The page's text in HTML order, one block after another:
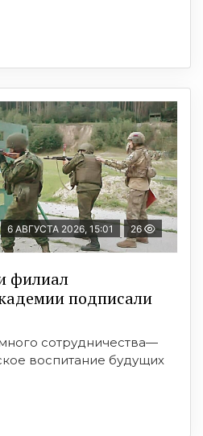
6 АВГУСТА 2026, 15:01 26
филиал
подписали
сотрудничества—
воспитание будущих